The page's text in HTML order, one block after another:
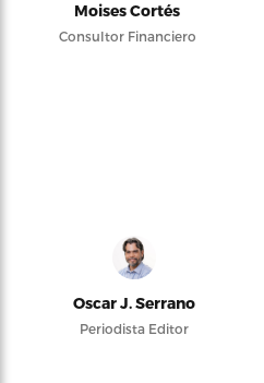
Moises Cortés
Consultor Financiero
Oscar J. Serrano
Periodista Editor